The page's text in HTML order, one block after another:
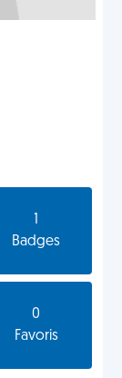
Badges
0
Favoris